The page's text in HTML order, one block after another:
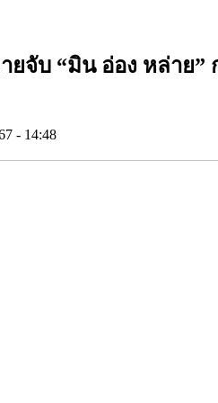
ยจับ “มิน อ่อง หล่าย
- 14:48